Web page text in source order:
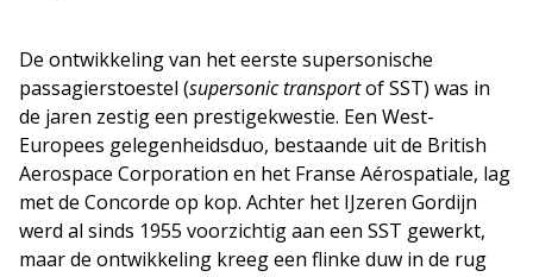
De ontwikkeling van het eerste supersonische
passagierstoestel (supersonic transportof SST) was in
de jaren zestig een prestigekwestie. Een West-
Europees gelegenheidsduo, bestaande uit de British
Aerospace Corporation en het Franse Aérospatiale, lag
met de Concorde op kop. Achter het IJzeren Gordijn
werd al sinds 1955 voorzichtig aan een SST gewerkt,
maar de ontwikkeling kreeg een flinke duw in de rug